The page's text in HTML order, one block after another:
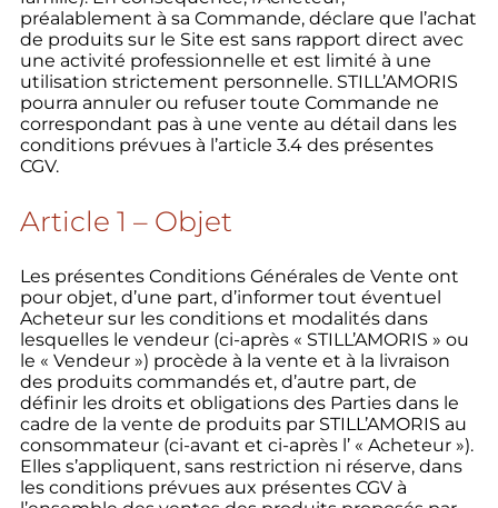
préalablement à sa Commande, déclare que l’achat
de produits sur le Site est sans rapport direct avec
une activité professionnelle et est limité à une
utilisation strictement personnelle. STILL’AMORIS
pourra annuler ou refuser toute Commande ne
correspondant pas à une vente au détail dans les
conditions prévues à l’article 3.4 des présentes
CGV.
Article 1 – Objet
Les présentes Conditions Générales de Vente ont
pour objet, d’une part, d’informer tout éventuel
Acheteur sur les conditions et modalités dans
lesquelles le vendeur (ci-après « STILL’AMORIS » ou
le « Vendeur ») procède à la vente et à la livraison
des produits commandés et, d’autre part, de
définir les droits et obligations des Parties dans le
cadre de la vente de produits par STILL’AMORIS au
consommateur (ci-avant et ci-après l’ « Acheteur »).
Elles s’appliquent, sans restriction ni réserve, dans
les conditions prévues aux présentes CGV à